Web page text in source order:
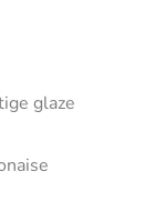
glaze